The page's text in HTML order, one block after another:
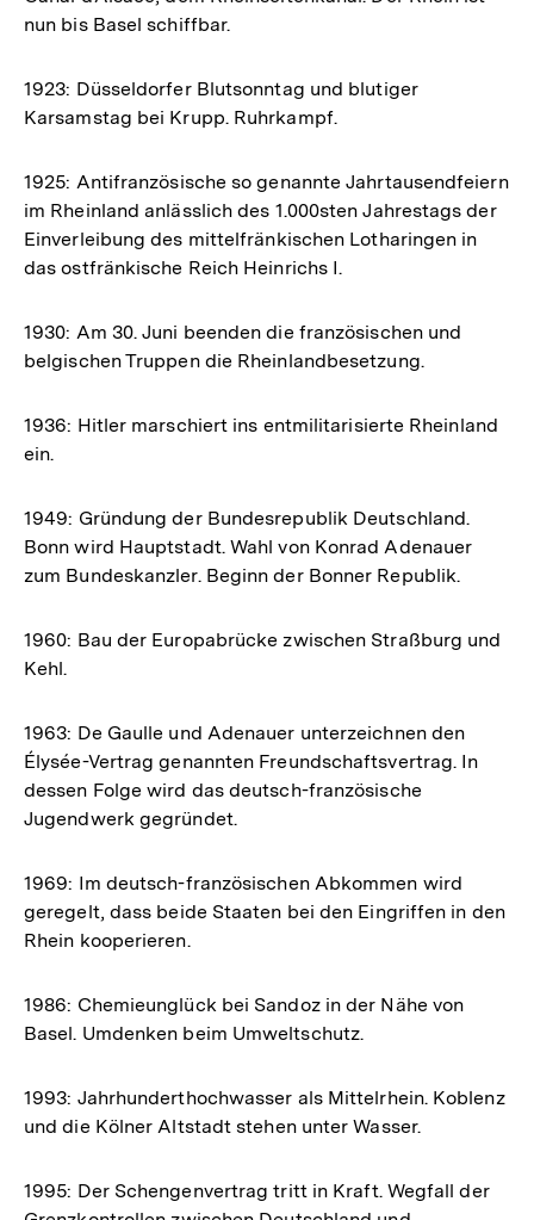
nun bis Basel schiffbar.
1923: Düsseldorfer Blutsonntag und blutiger
Karsamstag bei Krupp. Ruhrkampf.
1925: Antifranzösische so genannte Jahrtausendfeiern
im Rheinland anlässlich des 1.000sten Jahrestags der
Einverleibung des mittelfränkischen Lotharingen in
das ostfränkische Reich Heinrichs I.
1930: Am 30. Juni beenden die französischen und
belgischen Truppen die Rheinlandbesetzung.
1936: Hitler marschiert ins entmilitarisierte Rheinland
ein.
1949: Gründung der Bundesrepublik Deutschland.
Bonn wird Hauptstadt. Wahl von Konrad Adenauer
zum Bundeskanzler. Beginn der Bonner Republik.
1960: Bau der Europabrücke zwischen Straßburg und
Kehl.
1963: De Gaulle und Adenauer unterzeichnen den
Élysée-Vertrag genannten Freundschaftsvertrag. In
dessen Folge wird das deutsch-französische
Jugendwerk gegründet.
1969: Im deutsch-französischen Abkommen wird
geregelt, dass beide Staaten bei den Eingriffen in den
Rhein kooperieren.
1986: Chemieunglück bei Sandoz in der Nähe von
Basel. Umdenken beim Umweltschutz.
1993: Jahrhunderthochwasser als Mittelrhein. Koblenz
und die Kölner Altstadt stehen unter Wasser.
1995: Der Schengenvertrag tritt in Kraft. Wegfall der